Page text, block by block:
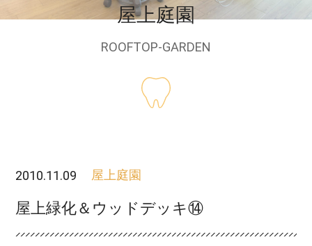
屋上庭園
ROOFTOP-GARDEN
2010.11.09 屋上庭園
屋上緑化＆ウッドデッキ⑭